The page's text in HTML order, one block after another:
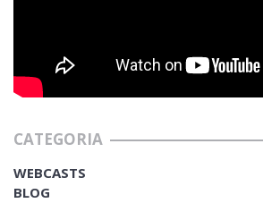
CATEGORIA
WEBCASTS
BLOG